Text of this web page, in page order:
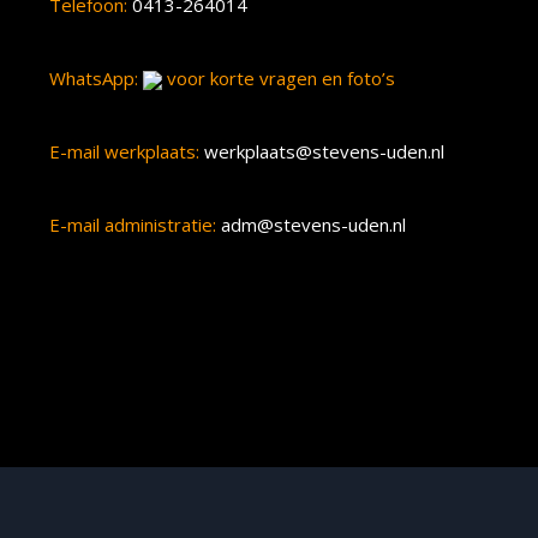
WhatsApp: voor korte vragen en foto’s
E-mail werkplaats: werkplaats@stevens-uden.nl
E-mail administratie: adm@stevens-uden.nl